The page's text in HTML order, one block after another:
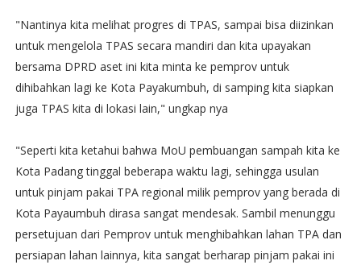
"Nantinya kita melihat progres di TPAS, sampai bisa diizinkan
untuk mengelola TPAS secara mandiri dan kita upayakan
bersama DPRD aset ini kita minta ke pemprov untuk
dihibahkan lagi ke Kota Payakumbuh, di samping kita siapkan
juga TPAS kita di lokasi lain," ungkap nya
"Seperti kita ketahui bahwa MoU pembuangan sampah kita ke
Kota Padang tinggal beberapa waktu lagi, sehingga usulan
untuk pinjam pakai TPA regional milik pemprov yang berada di
Kota Payaumbuh dirasa sangat mendesak. Sambil menunggu
persetujuan dari Pemprov untuk menghibahkan lahan TPA dan
persiapan lahan lainnya, kita sangat berharap pinjam pakai ini